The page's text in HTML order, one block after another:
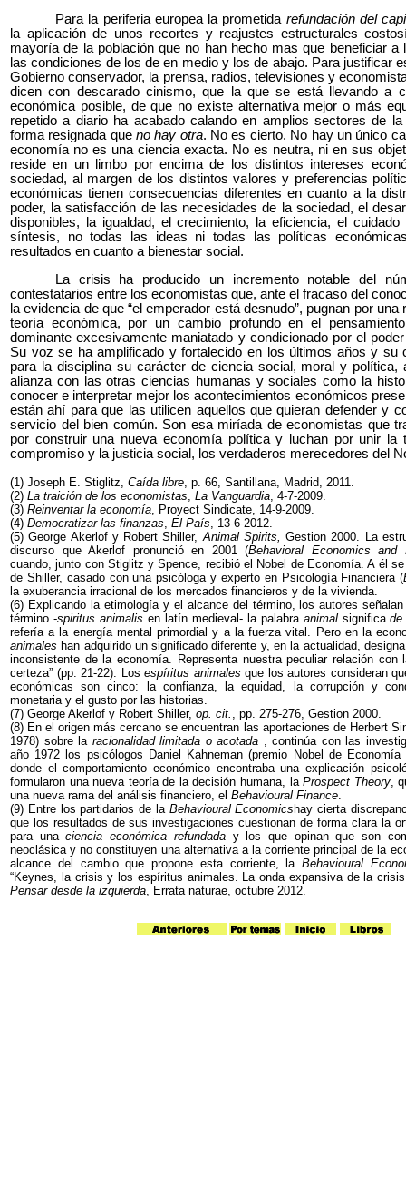
Para la periferia europea la prometida refundación del
la aplicación de unos recortes y reajustes estructurales
mayoría de la población que no han hecho mas que beneficiar a
las condiciones de los de en medio y los de abajo. Para justificar
Gobierno conservador, la prensa, radios, televisiones y
dicen con descarado cinismo, que la que se está llevando a
económica posible, de que no existe alternativa mejor o más
repetido a diario ha acabado calando en amplios sectores de
forma resignada queno hay otra. No es cierto. No hay un único
economía no es una ciencia exacta. No es neutra, ni en sus
reside en un limbo por encima de los distintos intereses
sociedad, al margen de los distintos valores y preferencias
económicas tienen consecuencias diferentes en cuanto a la
poder, la satisfacción de las necesidades de la sociedad, el
disponibles, la igualdad, el crecimiento, la eficiencia, el
síntesis, no todas las ideas ni todas las políticas
resultados en cuanto a bienestar social.
La crisis ha producido un incremento notable del
contestatarios entre los economistas que, ante el fracaso del
la evidencia de que “el emperador está desnudo”, pugnan por
teoría económica, por un cambio profundo en el
dominante excesivamente maniatado y condicionado por el
Su voz se ha amplificado y fortalecido en los últimos años y su
para la disciplina su carácter de ciencia social, moral y política,
alianza con las otras ciencias humanas y sociales como la
conocer e interpretar mejor los acontecimientos económicos
están ahí para que las utilicen aquellos que quieran defender y
servicio del bien común. Son esa miríada de economistas que
por construir una nueva economía política y luchan por unir la
compromiso y la justicia social, los verdaderos merecedores del
(1) Joseph E. Stiglitz, Caída libre, p. 66, Santillana, Madrid, 2011.
(2) La traición de los economistas, La Vanguardia, 4-7-2009.
(3) Reinventar la economía, Proyect Sindicate, 14-9-2009.
(4) Democratizar las finanzas, El País, 13-6-2012.
(5) George Akerlof y Robert Shiller,Animal Spirits, Gestion 2000. La
discurso que Akerlof pronunció en 2001 (Behavioral Economics and
cuando, junto con Stiglitz y Spence, recibió el Nobel de Economía. A él
de Shiller, casado con una psicóloga y experto en Psicología Financiera (
la exuberancia irracional de los mercados financieros y de la vivienda.
(6) Explicando la etimología y el alcance del término, los autores
término -spiritus animalis en latín medieval- la palabra animal significa
refería a la energía mental primordial y a la fuerza vital. Pero en la
animales han adquirido un significado diferente y, en la actualidad,
inconsistente de la economía. Representa nuestra peculiar relación
certeza” (pp. 21-22). Los espíritus animales que los autores consideran
económicas son cinco: la confianza, la equidad, la corrupción y
monetaria y el gusto por las historias.
(7) George Akerlof y Robert Shiller, op. cit. , pp. 275-276, Gestion 2000.
(8) En el origen más cercano se encuentran las aportaciones de Herbert
1978) sobre la racionalidad limitada o acotada , continúa con las
año 1972 los psicólogos Daniel Kahneman (premio Nobel de
donde el comportamiento económico encontraba una explicación
formularon una nueva teoría de la decisión humana, laProspect Theory,
una nueva rama del análisis financiero, el Behavioural Finance.
(9) Entre los partidarios de la Behavioural Economics hay cierta
que los resultados de sus investigaciones cuestionan de forma clara la
para unaciencia económica refundaday los que opinan que son
neoclásica y no constituyen una alternativa a la corriente principal de la
alcance del cambio que propone esta corriente, la Behavioural
“Keynes, la crisis y los espíritus animales. La onda expansiva de la
Pensar desde la izquierda, Errata naturae, octubre 2012.